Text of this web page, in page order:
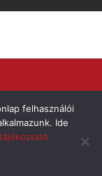
felhasználói
Ide